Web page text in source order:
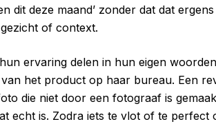
dit deze maand’ zonder dat dat
of context.
ervaring delen in hun eigen
het product op haar bureau. Een
die niet door een fotograaf is
echt is. Zodra iets te vlot of te perfect